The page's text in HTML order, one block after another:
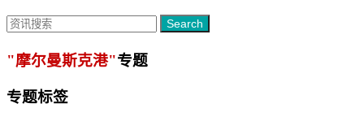
Search
"摩尔曼斯克港"专题
专题标签